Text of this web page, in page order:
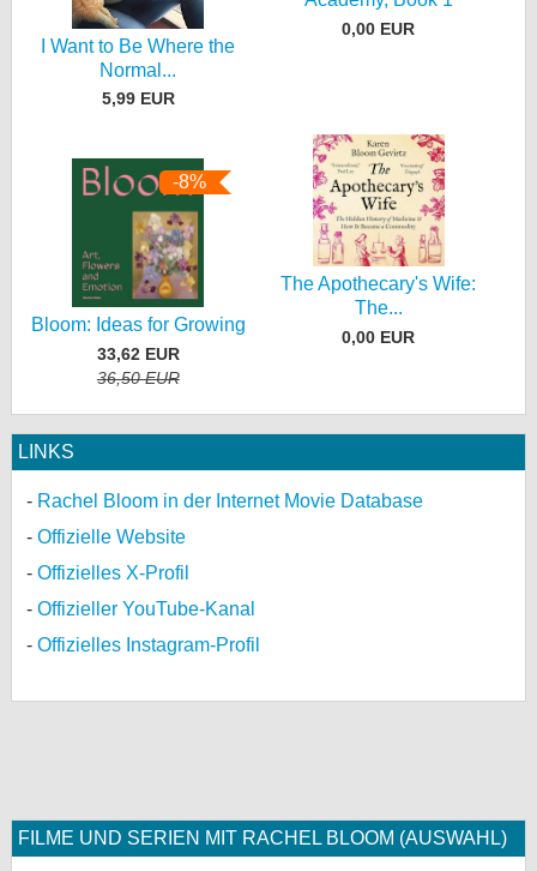
I Want to Be Where the
Normal...
5,99 EUR
0,00 EUR
-8%
Bloom: Ideas for Growing
33,62 EUR
36,50 EUR
The Apothecary's Wife:
The...
0,00 EUR
LINKS
Rachel Bloom in der Internet Movie Database
Offizielle Website
Offizielles X-Profil
Offizieller YouTube-Kanal
Offizielles Instagram-Profil
FILME UND SERIEN MIT RACHEL BLOOM (AUSWAHL)